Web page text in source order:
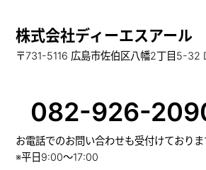
株式会社ディーエスアール
〒731-5116 広島市佐伯区八幡2丁目5-32
082-926-
お電話でのお問い合わせも受付けておりま
※平日9:00～17:00